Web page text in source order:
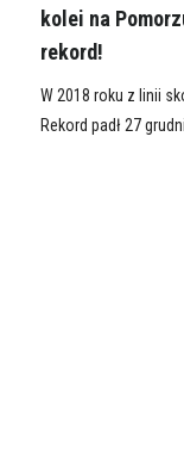
kolei na
rekord!
W 2018 roku z linii
Rekord padł 27